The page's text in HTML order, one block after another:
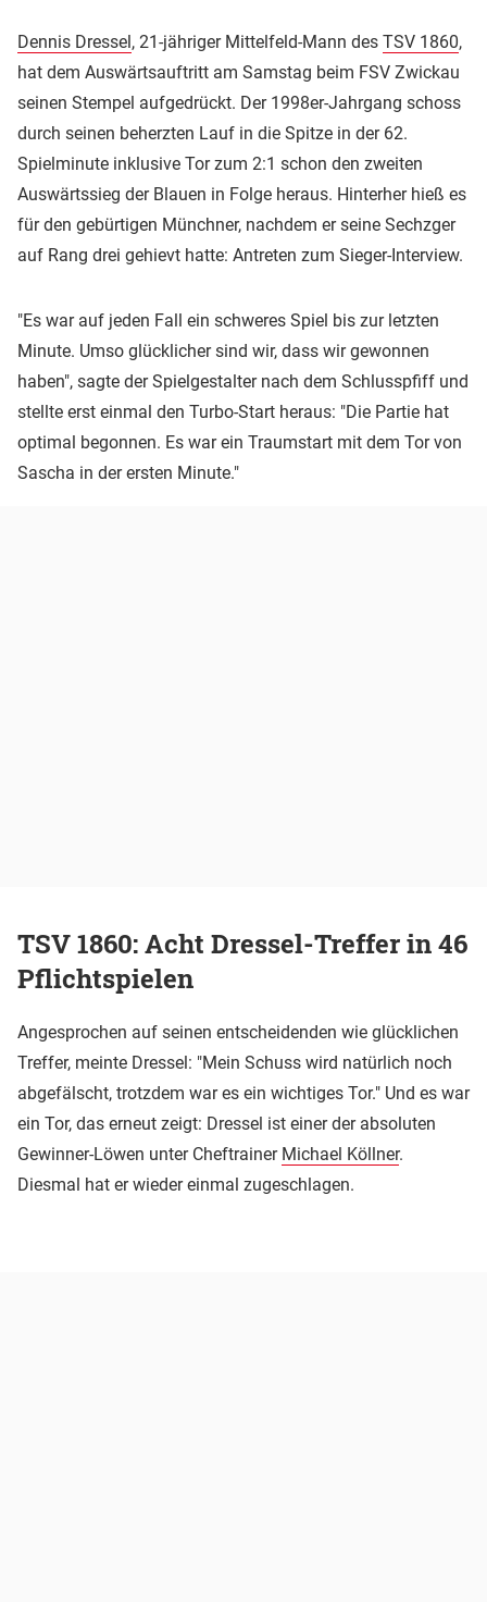
Dennis Dressel , 21-jähriger Mittelfeld-Mann des TSV 1860,
hat dem Auswärtsauftritt am Samstag beim FSV Zwickau
seinen Stempel aufgedrückt. Der 1998er-Jahrgang schoss
durch seinen beherzten Lauf in die Spitze in der 62.
Spielminute inklusive Tor zum 2:1 schon den zweiten
Auswärtssieg der Blauen in Folge heraus. Hinterher hieß es
für den gebürtigen Münchner, nachdem er seine Sechzger
auf Rang drei gehievt hatte: Antreten zum Sieger-Interview.
"Es war auf jeden Fall ein schweres Spiel bis zur letzten
Minute. Umso glücklicher sind wir, dass wir gewonnen
haben", sagte der Spielgestalter nach dem Schlusspfiff und
stellte erst einmal den Turbo-Start heraus: "Die Partie hat
optimal begonnen. Es war ein Traumstart mit dem Tor von
Sascha in der ersten Minute."
TSV 1860: Acht Dressel-Treffer in 46
Pflichtspielen
Angesprochen auf seinen entscheidenden wie glücklichen
Treffer, meinte Dressel: "Mein Schuss wird natürlich noch
abgefälscht, trotzdem war es ein wichtiges Tor." Und es war
ein Tor, das erneut zeigt: Dressel ist einer der absoluten
Gewinner-Löwen unter Cheftrainer Michael Köllner.
Diesmal hat er wieder einmal zugeschlagen.